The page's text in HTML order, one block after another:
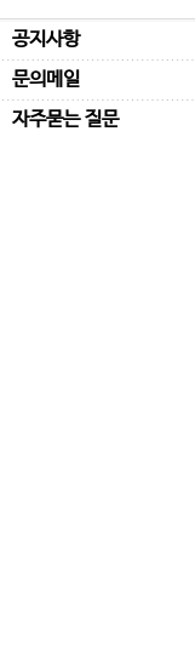
공지사항
문의메일
자주묻는 질문